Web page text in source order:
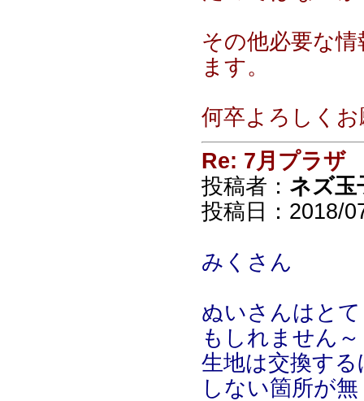
その他必要な
ます。
何卒よろしく
Re: 7月プラザ
投稿者： ネズ玉
投稿日：2018/
みくさん
ぬいさんはと
もしれません～
生地は交換す
しない箇所が